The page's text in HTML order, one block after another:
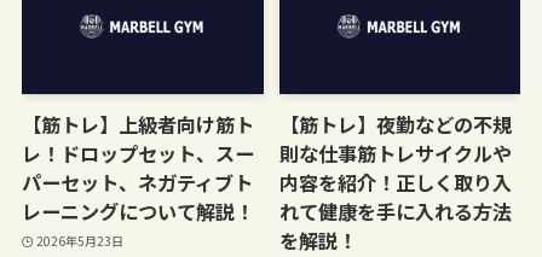
【筋トレ】上級者向け筋ト
レ！ドロップセット、スー
パーセット、ネガティブト
レーニングについて解説！
2026年5月23日
【筋トレ】夜勤などの不規
則な仕事筋トレサイクルや
内容を紹介！正しく取り入
れて健康を手に入れる方法
を解説！